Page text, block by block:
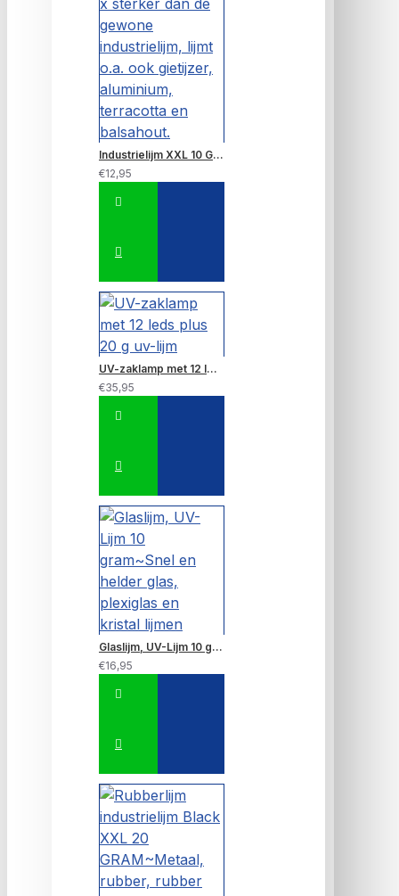
Industrielijm XXL 10 GRAM~ Zeer sterke lijm 6 x sterker dan de gewone industrielijm, lijmt o.a. ook gietijzer, aluminium, terracotta en balsahout.
€12,95
UV-zaklamp met 12 leds plus 20 g uv-lijm
€35,95
Glaslijm, UV-Lijm 10 gram~Snel en helder glas, plexiglas en kristal lijmen
€16,95